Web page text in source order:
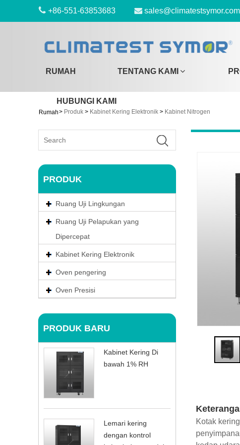
+86-551-63853683 sales@climatestsymor.com
RUMAH TENTANG KAMI
HUBUNGI KAMI
Rumah> Produk > Kabinet Kering Elektronik > Kabinet Nitrogen
PRODUK
Ruang Uji Lingkungan
Ruang Uji Pelapukan yang
Dipercepat
Kabinet Kering Elektronik
Oven pengering
Oven Presisi
PRODUK BARU
Kabinet Kering Di
bawah 1% RH
Lemari kering
dengan kontrol
Kotak